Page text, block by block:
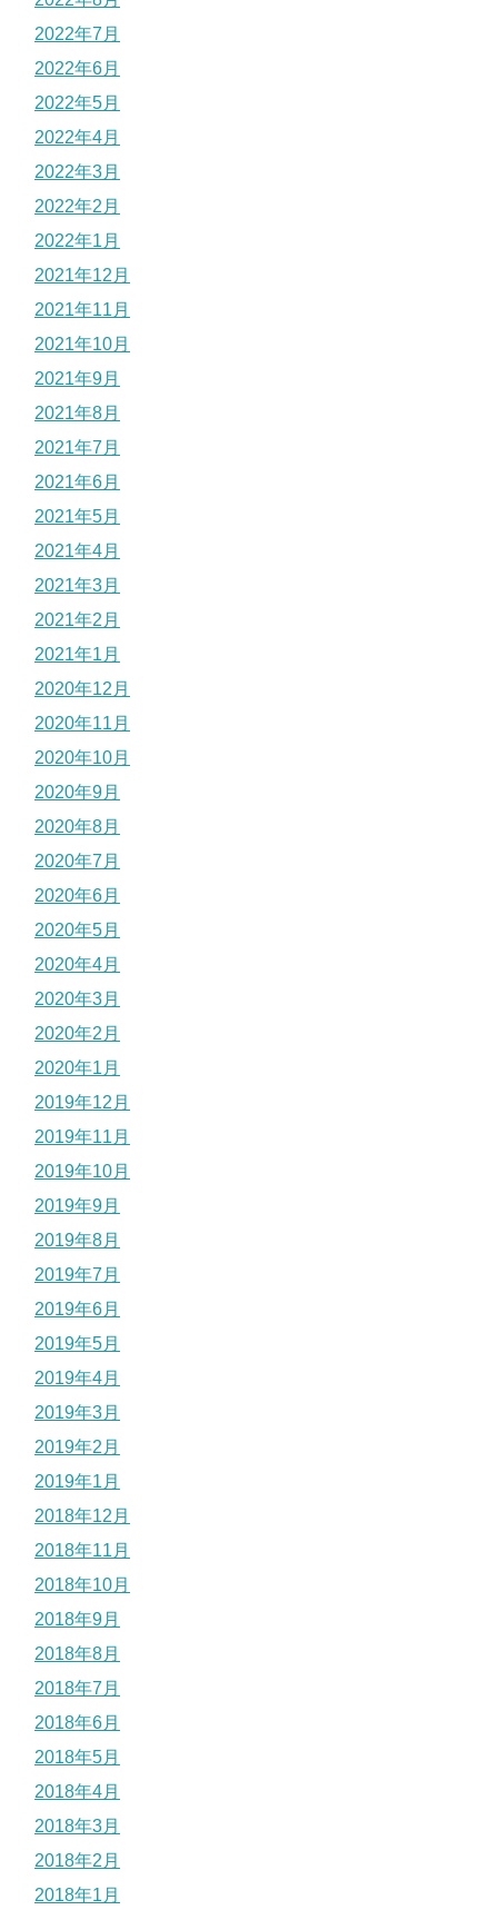
2022年7月
2022年6月
2022年5月
2022年4月
2022年3月
2022年2月
2022年1月
2021年12月
2021年11月
2021年10月
2021年9月
2021年8月
2021年7月
2021年6月
2021年5月
2021年4月
2021年3月
2021年2月
2021年1月
2020年12月
2020年11月
2020年10月
2020年9月
2020年8月
2020年7月
2020年6月
2020年5月
2020年4月
2020年3月
2020年2月
2020年1月
2019年12月
2019年11月
2019年10月
2019年9月
2019年8月
2019年7月
2019年6月
2019年5月
2019年4月
2019年3月
2019年2月
2019年1月
2018年12月
2018年11月
2018年10月
2018年9月
2018年8月
2018年7月
2018年6月
2018年5月
2018年4月
2018年3月
2018年2月
2018年1月